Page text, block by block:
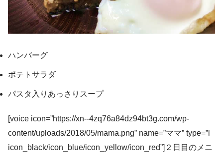
ハンバーグ
ポテトサラダ
パスタ入りあっさりスープ
[voice icon=”https://xn--4zq76a84dz94bt3g.com/wp-
content/uploads/2018/05/mama.png” name=”ママ” type=”l
icon_black/icon_blue/icon_yellow/icon_red”]２日目のメニ